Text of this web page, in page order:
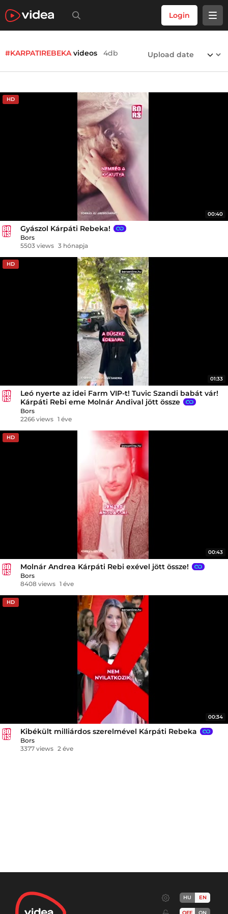
Login
#KARPATIREBEKAvideos 4db
HD
00:40
Gyászol Kárpáti Rebeka!
Bors
5503 views 3 hónapja
HD
01:33
Leó nyerte az idei Farm VIP-t! Tuvic Szandi babát vár!
Kárpáti Rebi eme Molnár Andival jött össze
Bors
2266 views 1 éve
HD
00:43
Molnár Andrea Kárpáti Rebi exével jött össze!
Bors
8408 views 1 éve
HD
00:34
Kibékült milliárdos szerelmével Kárpáti Rebeka
Bors
3377 views 2 éve
HU EN